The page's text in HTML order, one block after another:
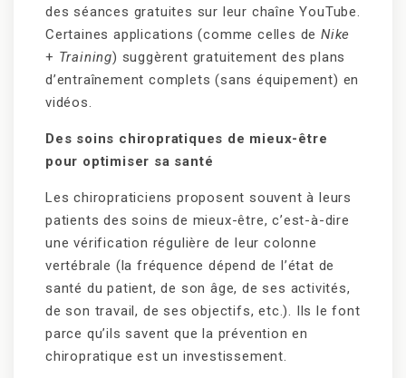
des séances gratuites sur leur chaîne YouTube.
Certaines applications (comme celles de Nike
+ Training) suggèrent gratuitement des plans
d’entraînement complets (sans équipement) en
vidéos.
Des soins chiropratiques de mieux-être
pour optimiser sa santé
Les chiropraticiens proposent souvent à leurs
patients des soins de mieux-être, c’est-à-dire
une vérification régulière de leur colonne
vertébrale (la fréquence dépend de l’état de
santé du patient, de son âge, de ses activités,
de son travail, de ses objectifs, etc.). Ils le font
parce qu’ils savent que la prévention en
chiropratique est un investissement.